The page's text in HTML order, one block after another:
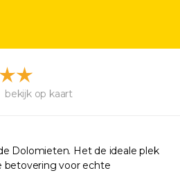
bekijk op kaart
Dolomieten. Het de ideale plek
betovering voor echte